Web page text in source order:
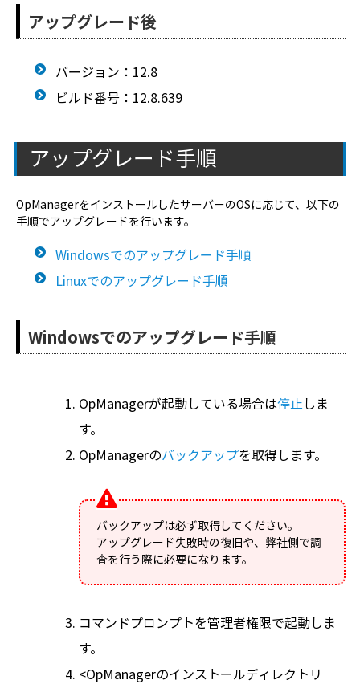
アップグレード後
バージョン：12.8
ビルド番号：12.8.639
アップグレード手順
OpManagerをインストールしたサーバーのOSに応じて、以下の
手順でアップグレードを行います。
Windowsでのアップグレード手順
Linuxでのアップグレード手順
Windowsでのアップグレード手順
OpManagerが起動している場合は停止しま
す。
OpManagerのバックアップを取得します。
バックアップは必ず取得してください。
アップグレード失敗時の復旧や、弊社側で調
査を行う際に必要になります。
コマンドプロンプトを管理者権限で起動しま
す。
<OpManagerのインストールディレクトリ